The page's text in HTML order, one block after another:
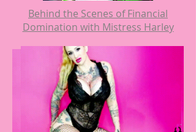
Behind the Scenes of Financial
Domination with Mistress Harley